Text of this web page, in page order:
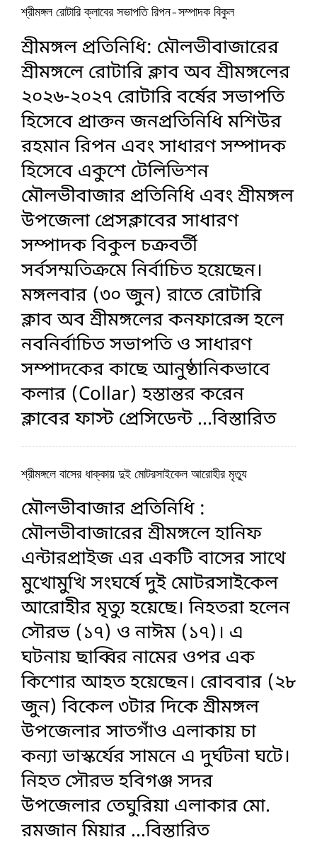
শ্রীমঙ্গল রোটারি ক্লাবের সভাপতি রিপন-সম্পাদক বিকুল
শ্রীমঙ্গল প্রতিনিধি: মৌলভীবাজারের
শ্রীমঙ্গলে রোটারি ক্লাব অব শ্রীমঙ্গলের
২০২৬-২০২৭ রোটারি বর্ষের সভাপতি
হিসেবে প্রাক্তন জনপ্রতিনিধি মশিউর
রহমান রিপন এবং সাধারণ সম্পাদক
হিসেবে একুশে টেলিভিশন
মৌলভীবাজার প্রতিনিধি এবং শ্রীমঙ্গল
উপজেলা প্রেসক্লাবের সাধারণ
সম্পাদক বিকুল চক্রবর্তী
সর্বসম্মতিক্রমে নির্বাচিত হয়েছেন।
মঙ্গলবার (৩০ জুন) রাতে রোটারি
ক্লাব অব শ্রীমঙ্গলের কনফারেন্স হলে
নবনির্বাচিত সভাপতি ও সাধারণ
সম্পাদকের কাছে আনুষ্ঠানিকভাবে
কলার (Collar) হস্তান্তর করেন
ক্লাবের ফাস্ট প্রেসিডেন্ট ...বিস্তারিত
শ্রীমঙ্গলে বাসের ধাক্কায় দুই মোটরসাইকেল আরোহীর মৃত্যু
মৌলভীবাজার প্রতিনিধি :
মৌলভীবাজারের শ্রীমঙ্গলে হানিফ
এন্টারপ্রাইজ এর একটি বাসের সাথে
মুখোমুখি সংঘর্ষে দুই মোটরসাইকেল
আরোহীর মৃত্যু হয়েছে। নিহতরা হলেন
সৌরভ (১৭) ও নাঈম (১৭)। এ
ঘটনায় ছাব্বির নামের ওপর এক
কিশোর আহত হয়েছেন। রোববার (২৮
জুন) বিকেল ৩টার দিকে শ্রীমঙ্গল
উপজেলার সাতগাঁও এলাকায় চা
কন্যা ভাস্কর্যের সামনে এ দুর্ঘটনা ঘটে।
নিহত সৌরভ হবিগঞ্জ সদর
উপজেলার তেঘুরিয়া এলাকার মো.
রমজান মিয়ার ...বিস্তারিত